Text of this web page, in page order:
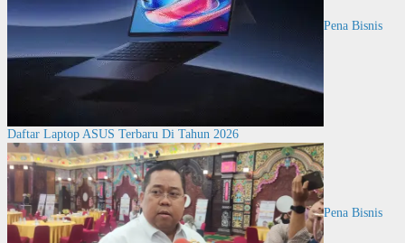
Pena Bisnis
Daftar Laptop ASUS Terbaru Di Tahun 2026
Pena Bisnis